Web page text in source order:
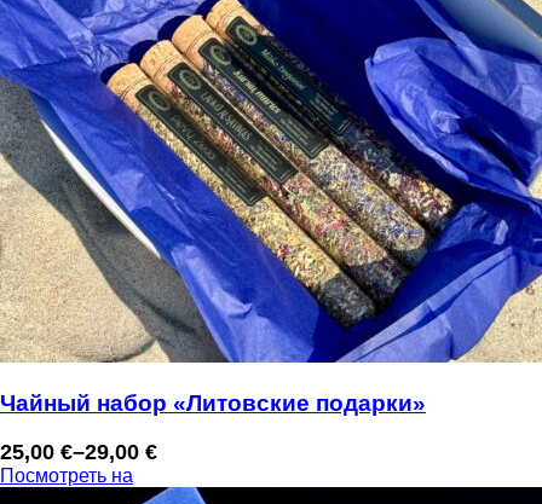
Чайный набор «Литовские подарки»
25,00 €–29,00 €
Диапазон
цен:
Посмотреть на